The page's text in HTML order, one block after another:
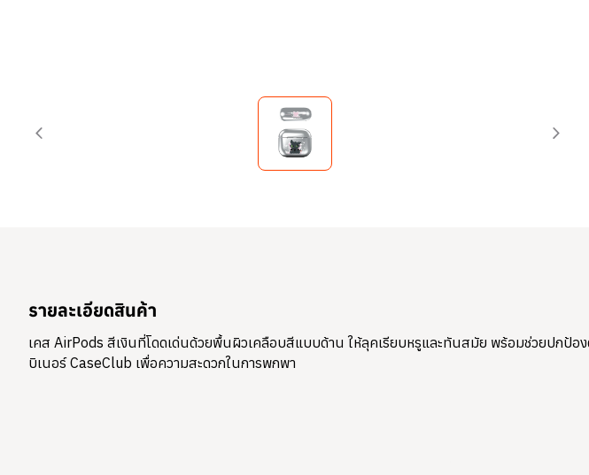
รายละเอียดสินค้า
เคส AirPods สีเงินที่โดดเด่นด้วยพื้นผิวเคลือบสีแบบด้าน ให้ลุคเรียบหรูและทันสมัย พร้อมช่วยปกป้อ
บิเนอร์ CaseClub เพื่อความสะดวกในการพกพา